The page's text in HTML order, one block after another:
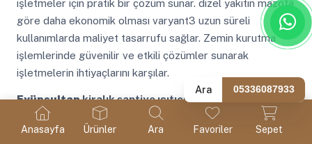
Anasayfa Ürünler Ara Favoriler Sepet
işletmeler için pratik bir çözüm sunar. dizel yakıtın mazota
göre daha ekonomik olması varyant3 uzun süreli
kullanımlarda maliyet tasarrufu sağlar. Zemin kurutma
işlemlerinde güvenilir ve etkili çözümler sunarak
işletmelerin ihtiyaçlarını karşılar.
Eyüpsultankiralık şantiye ısıtıcı kiralama
boyut ve kapasitedeki cihazların kiralanabilmesi ihtiyaç
duyulan her alana uygun çözümler sunar. bu sebeplerden
Ara 05336087933